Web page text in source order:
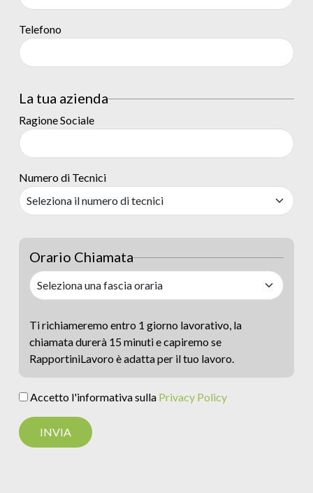
Telefono
La tua azienda
Ragione Sociale
Numero di Tecnici
Orario Chiamata
Ti richiameremo entro 1 giorno lavorativo, la
chiamata durerà 15 minuti e capiremo se
RapportiniLavoro è adatta per il tuo lavoro.
Accetto l'informativa sulla Privacy Policy